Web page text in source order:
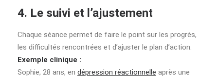
4. Le suivi et l’ajustement
Chaque séance permet de faire le point sur les progrès,
les difficultés rencontrées et d’ajuster le plan d’action.
Exemple clinique :
Sophie, 28 ans, en dépression réactionnelle après une